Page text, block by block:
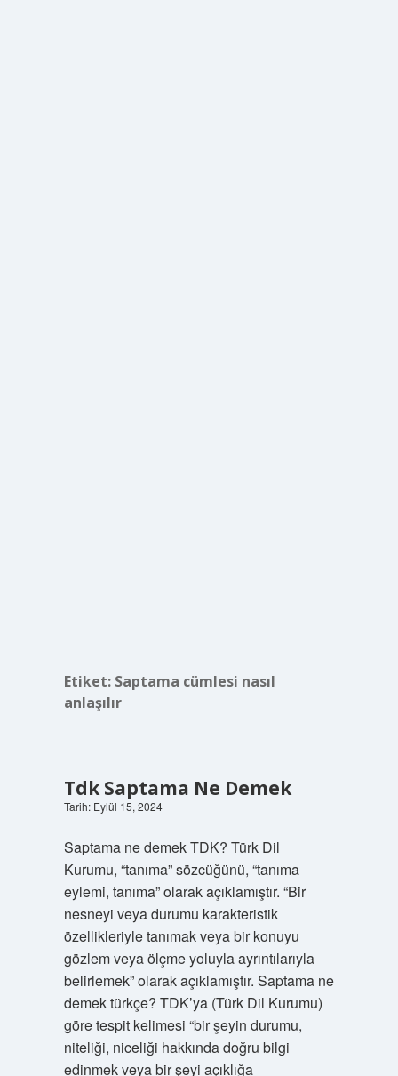
Etiket: Saptama cümlesi nasıl
anlaşılır
Tdk Saptama Ne Demek
Tarih: Eylül 15, 2024
Saptama ne demek TDK? Türk Dil
Kurumu, “tanıma” sözcüğünü, “tanıma
eylemi, tanıma” olarak açıklamıştır. “Bir
nesneyi veya durumu karakteristik
özellikleriyle tanımak veya bir konuyu
gözlem veya ölçme yoluyla ayrıntılarıyla
belirlemek” olarak açıklamıştır. Saptama ne
demek türkçe? TDK’ya (Türk Dil Kurumu)
göre tespit kelimesi “bir şeyin durumu,
niteliği, niceliği hakkında doğru bilgi
edinmek veya bir şeyi açıklığa